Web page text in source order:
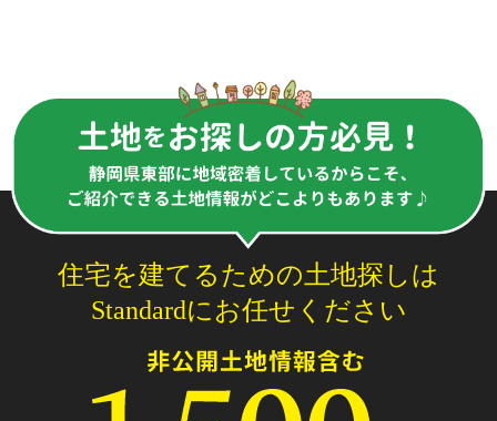
住宅を建てるための土地探しは
Standardにお任せください